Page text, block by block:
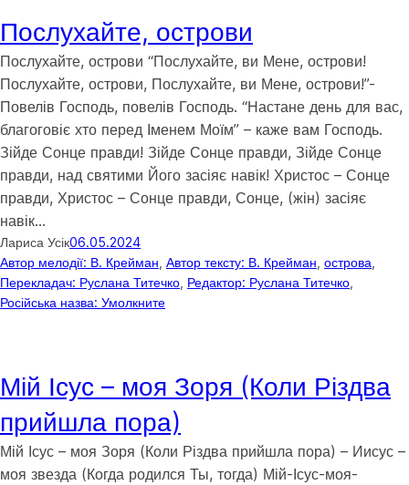
Послухайте, острови
Послухайте, острови “Послухайте, ви Мене, острови!
Послухайте, острови, Послухайте, ви Мене, острови!”-
Повелів Господь, повелів Господь. “Настане день для вас,
благоговіє хто перед Іменем Моїм” – каже вам Господь.
Зійде Сонце правди! Зійде Сонце правди, Зійде Сонце
правди, над святими Його засіяє навік! Христос – Сонце
правди, Христос – Сонце правди, Сонце, (жін) засіяє
навік…
Лариса Усік06.05.2024
Автор мелодії: В. Крейман Автор тексту: В. Крейман острова
Перекладач: Руслана Титечко Редактор: Руслана Титечко
Російська назва: Умолкните
Мій Ісус – моя Зоря (Коли Різдва
прийшла пора)
Мій Ісус – моя Зоря (Коли Різдва прийшла пора) – Иисус –
моя звезда (Когда родился Ты, тогда) Мій-Ісус-моя-